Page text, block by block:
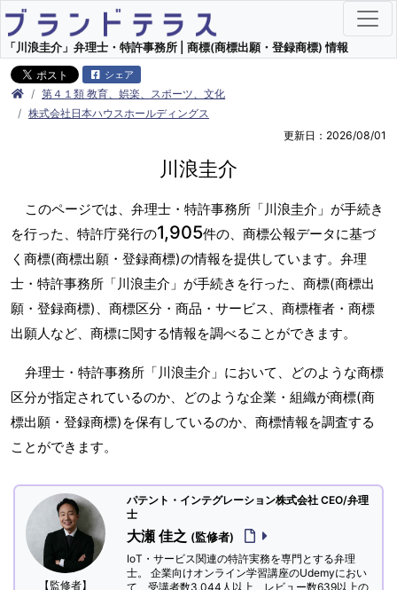
「川浪圭介」弁理士・特許事務所 | 商標(商標出願・登録商標) 情報
シェア
第４１類 教育、娯楽、スポーツ、文化
株式会社日本ハウスホールディングス
更新日：2026/08/01
川浪圭介
このページでは、弁理士・特許事務所「川浪圭介」が手続き
を行った、特許庁発行の1,905件の、商標公報データに基づ
く商標(商標出願・登録商標)の情報を提供しています。弁理
士・特許事務所「川浪圭介」が手続きを行った、商標(商標出
願・登録商標)、商標区分・商品・サービス、商標権者・商標
出願人など、商標に関する情報を調べることができます。
弁理士・特許事務所「川浪圭介」において、どのような商標
区分が指定されているのか、どのような企業・組織が商標(商
標出願・登録商標)を保有しているのか、商標情報を調査する
ことができます。
【監修者】
パテント・インテグレーション株式会社 CEO/弁理
士
大瀬 佳之 (監修者)
IoT・サービス関連の特許実務を専門とする弁理
士。 企業向けオンライン学習講座のUdemyにおい
て、受講者数3,044人以上、レビュー数639以上の